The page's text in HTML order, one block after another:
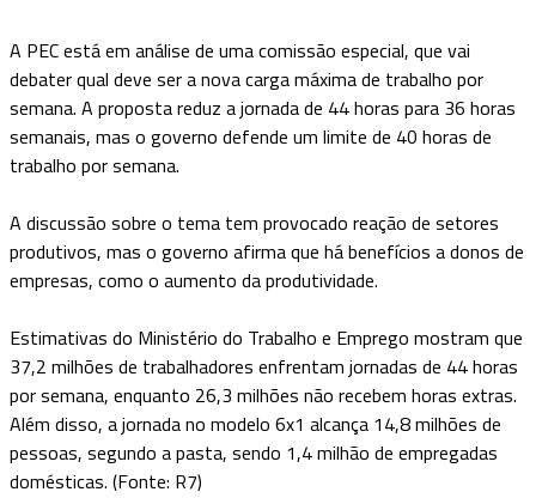
A PEC está em análise de uma comissão especial, que vai
debater qual deve ser a nova carga máxima de trabalho por
semana. A proposta reduz a jornada de 44 horas para 36 horas
semanais, mas o governo defende um limite de 40 horas de
trabalho por semana.
A discussão sobre o tema tem provocado reação de setores
produtivos, mas o governo afirma que há benefícios a donos de
empresas, como o aumento da produtividade.
Estimativas do Ministério do Trabalho e Emprego mostram que
37,2 milhões de trabalhadores enfrentam jornadas de 44 horas
por semana, enquanto 26,3 milhões não recebem horas extras.
Além disso, a jornada no modelo 6x1 alcança 14,8 milhões de
pessoas, segundo a pasta, sendo 1,4 milhão de empregadas
domésticas. (Fonte: R7)